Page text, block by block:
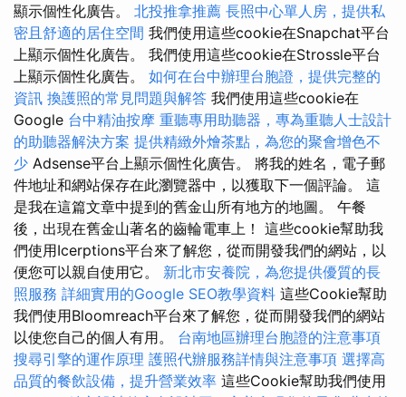
顯示個性化廣告。 北投推拿推薦 長照中心單人房，提供私
密且舒適的居住空間 我們使用這些cookie在Snapchat平台
上顯示個性化廣告。 我們使用這些cookie在Strossle平台
上顯示個性化廣告。 如何在台中辦理台胞證，提供完整的
資訊 換護照的常見問題與解答 我們使用這些cookie在
Google 台中精油按摩 重聽專用助聽器，專為重聽人士設計
的助聽器解決方案 提供精緻外燴茶點，為您的聚會增色不
少 Adsense平台上顯示個性化廣告。 將我的姓名，電子郵
件地址和網站保存在此瀏覽器中，以獲取下一個評論。 這
是我在這篇文章中提到的舊金山所有地方的地圖。 午餐
後，出現在舊金山著名的齒輪電車上！ 這些cookie幫助我
們使用Icerptions平台來了解您，從而開發我們的網站，以
便您可以親自使用它。 新北市安養院，為您提供優質的長
照服務 詳細實用的Google SEO教學資料 這些Cookie幫助
我們使用Bloomreach平台來了解您，從而開發我們的網站
以使您自己的個人有用。 台南地區辦理台胞證的注意事項
搜尋引擎的運作原理 護照代辦服務詳情與注意事項 選擇高
品質的餐飲設備，提升營業效率 這些Cookie幫助我們使用